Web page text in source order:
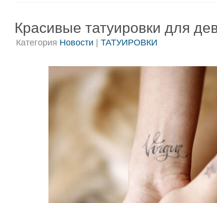
Красивые татуировки для
Категория Новости ТАТУИРОВКИ